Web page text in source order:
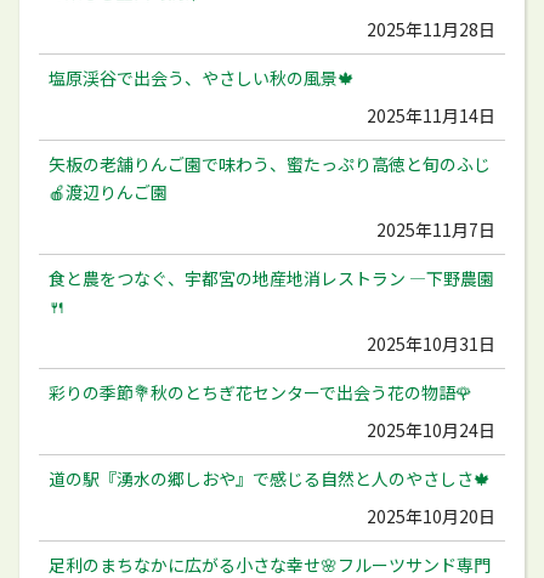
2025年11月28日
塩原渓谷で出会う、やさしい秋の風景🍁
2025年11月14日
矢板の老舗りんご園で味わう、蜜たっぷり高徳と旬のふじ
🍎渡辺りんご園
2025年11月7日
食と農をつなぐ、宇都宮の地産地消レストラン ―下野農園
🍴
2025年10月31日
彩りの季節💐秋のとちぎ花センターで出会う花の物語🌹
2025年10月24日
道の駅『湧水の郷しおや』で感じる自然と人のやさしさ🍁
2025年10月20日
足利のまちなかに広がる小さな幸せ🌸フルーツサンド専門